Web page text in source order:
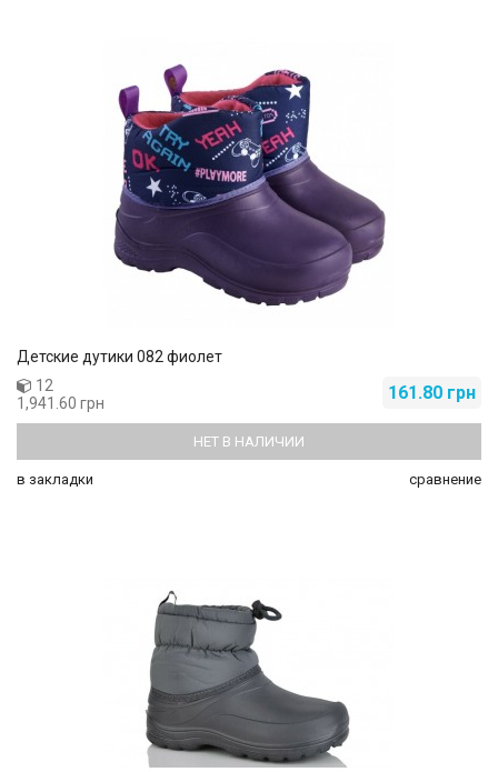
Детские дутики 082 фиолет
161.80 грн
12
1,941.60 грн
НЕТ В НАЛИЧИИ
в закладки сравнение